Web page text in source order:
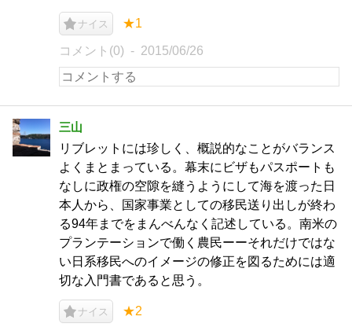
ナイス ★1
コメント(0) 2015/06/26
三山
リブレットには珍しく、概説的なことがバランス
よくまとまっている。幕末にビザもパスポートも
なしに政権の空隙を縫うようにして海を渡った日
本人から、国家事業としての移民送り出しが終わ
る94年までをまんべんなく記述している。南米の
プランテーションで働く農民ーーそれだけではな
い日系移民へのイメージの修正を図るためには適
切な入門書であると思う。
ナイス ★2